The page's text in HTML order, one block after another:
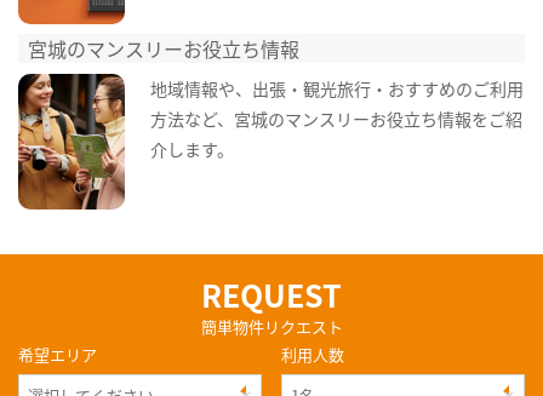
宮城のマンスリーお役立ち情報
地域情報や、出張・観光旅行・おすすめのご利用
方法など、宮城のマンスリーお役立ち情報をご紹
介します。
REQUEST
簡単物件リクエスト
希望エリア
利用人数